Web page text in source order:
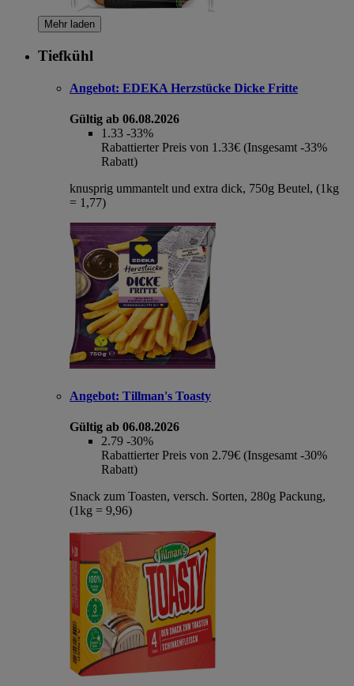
Mehr laden
Tiefkühl
Angebot: EDEKA Herzstücke Dicke Fritte
Gültig ab 06.08.2026
1.33 -33%
Rabattierter Preis von 1.33€ (Insgesamt -33%
Rabatt)
knusprig ummantelt und extra dick, 750g Beutel, (1kg
= 1,77)
Angebot: Tillman's Toasty
Gültig ab 06.08.2026
2.79 -30%
Rabattierter Preis von 2.79€ (Insgesamt -30%
Rabatt)
Snack zum Toasten, versch. Sorten, 280g Packung,
(1kg = 9,96)